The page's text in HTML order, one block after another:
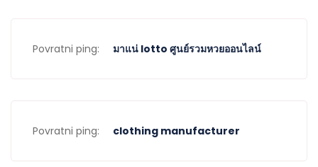
Povratni ping: มาแน่ lotto ศูนย์รวมหวยออนไลน์
Povratni ping: clothing manufacturer